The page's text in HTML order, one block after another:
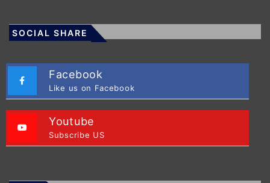
SOCIAL SHARE
Facebook
Like us on Facebook
Youtube
Subscribe US